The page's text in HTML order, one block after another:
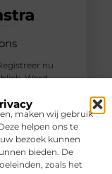
maken wij gebruik
helpen ons te
bezoek kunnen
bieden. De
zoals het
nu
Word